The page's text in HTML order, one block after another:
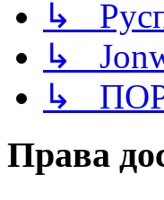
↳
↳
↳
Права